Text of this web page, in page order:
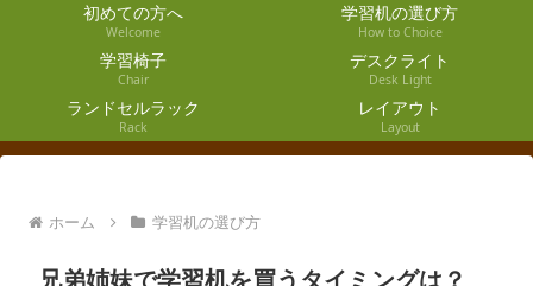
初めての方へ
Welcome
学習机の選び方
How to Choice
学習椅子
Chair
デスクライト
Desk Light
ランドセルラック
Rack
レイアウト
Layout
ホーム 学習机の選び方
兄弟姉妹で学習机を買うタイミングは？